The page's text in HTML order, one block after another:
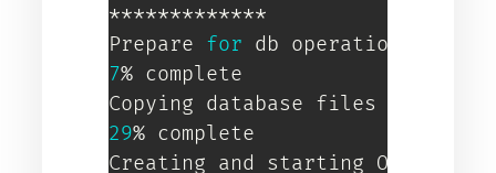
*************
Prepare for
7% complete
29% complete